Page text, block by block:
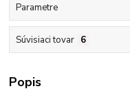
Parametre
Súvisiaci tovar 6
Popis